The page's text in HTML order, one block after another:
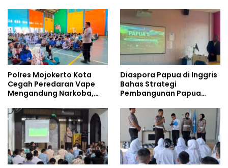
Polres Mojokerto Kota
Cegah Peredaran Vape
Mengandung Narkoba,
Kalangan Remaja
Diaspora Papua di Inggris
Bahas Strategi
Pembangunan Papua
Doktoral Internasional